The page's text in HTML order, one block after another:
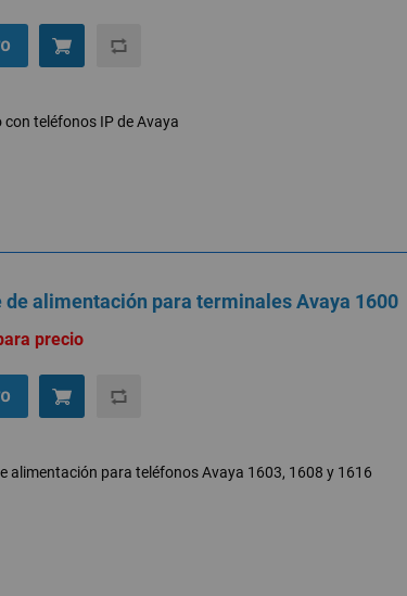
con teléfonos IP de Avaya
de alimentación para terminales Avaya 1600
precio
alimentación para teléfonos Avaya 1603, 1608 y 1616